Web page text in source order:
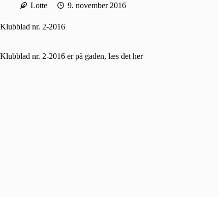
Lotte 9. november 2016
Klubblad nr. 2-2016
Klubblad nr. 2-2016 er på gaden, læs det her